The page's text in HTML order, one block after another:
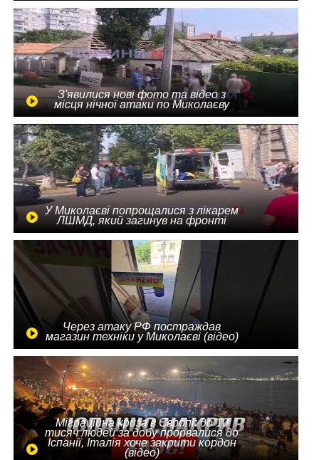
З'явилися нові фото та відео з
місця нічної атаки по Миколаєву
У Миколаєві попрощалися з лікарем
ЛШМД, який загинув на фронті
Через атаку РФ постраждав
магазин техніки у Миколаєві (відео)
Міграційна криза в Європі: до 10
тисяч людей за добу прорвалися до
Іспанії, Італія хоче закрити кордон
(відео)